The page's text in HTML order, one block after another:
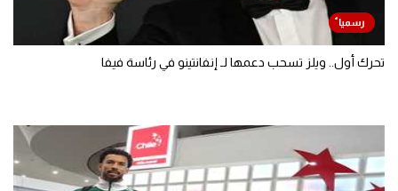
تحرك أول.. ويلز تسحب دعمها لـ إنفانتينو في رئاسة فيفا